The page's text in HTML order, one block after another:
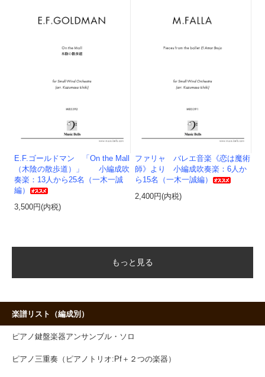
E.F.ゴールドマン 「On the Mall
（木陰の散歩道）」 小編成吹
奏楽：13人から25名（一木一誠
編）
3,500円(内税)
ファリャ バレエ音楽《恋は魔術
師》より 小編成吹奏楽：6人か
ら15名（一木一誠編）
2,400円(内税)
もっと見る
楽譜リスト（編成別）
ピアノ鍵盤楽器アンサンブル・ソロ
ピアノ三重奏（ピアノトリオ:Pf＋２つの楽器）